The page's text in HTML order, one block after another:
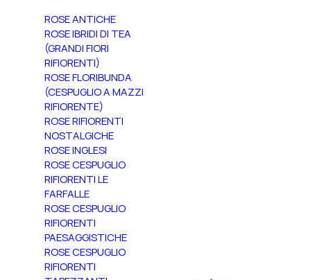
ROSE ANTICHE
ROSE IBRIDI DI TEA
(GRANDI FIORI
RIFIORENTI)
ROSE FLORIBUNDA
(CESPUGLIO A MAZZI
RIFIORENTE)
ROSE RIFIORENTI
NOSTALGICHE
ROSE INGLESI
ROSE CESPUGLIO
RIFIORENTI LE
FARFALLE
ROSE CESPUGLIO
RIFIORENTI
PAESAGGISTICHE
ROSE CESPUGLIO
RIFIORENTI